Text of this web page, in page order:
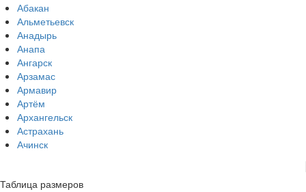
Абакан
Альметьевск
Анадырь
Анапа
Ангарск
Арзамас
Армавир
Артём
Архангельск
Астрахань
Ачинск
Таблица размеров